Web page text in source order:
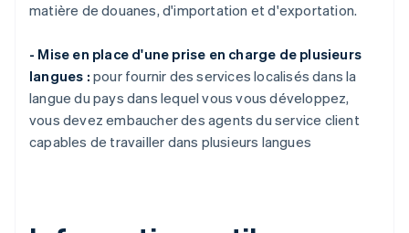
matière de douanes, d'importation et d'exportation.
- Mise en place d'une prise en charge de plusieurs
langues : pour fournir des services localisés dans la
langue du pays dans lequel vous vous développez,
vous devez embaucher des agents du service client
capables de travailler dans plusieurs langues